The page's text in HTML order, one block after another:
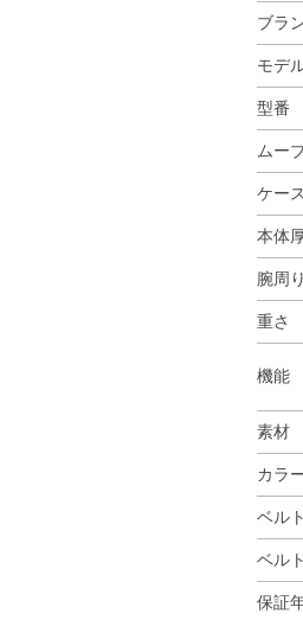
ブラ
モデ
型番
ムー
ケー
本体
腕周り
重さ
機能
素材
カラ
ベル
ベル
保証